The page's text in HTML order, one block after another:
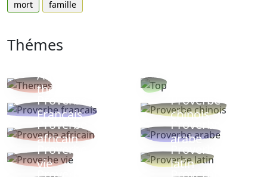
mort
famille
Thémes
Autres
thèmes
Proverbe
Français
Proverbe
chinois
Proverbe
africain
Proverbe
arabe
Proverbe
vie
Proverbe
latin